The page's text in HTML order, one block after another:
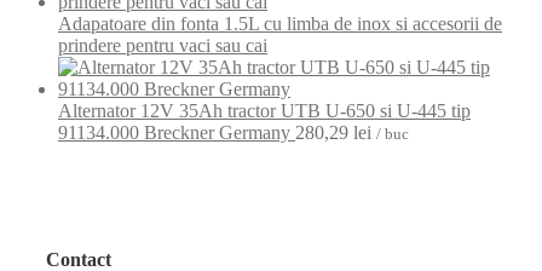
Adapatoare din fonta 1.5L cu limba de inox si accesorii de
prindere pentru vaci sau cai
Alternator 12V 35Ah tractor UTB U-650 si U-445 tip
91134.000 Breckner Germany 280,29 lei / buc
Contact